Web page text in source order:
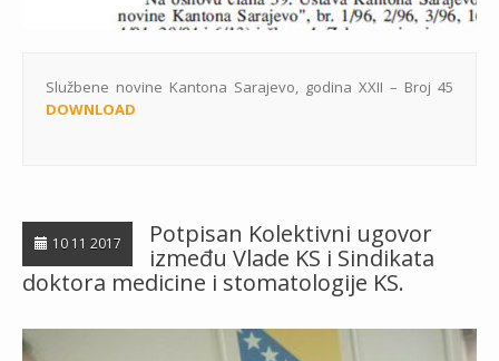
Službene novine Kantona Sarajevo, godina XXII – Broj 45
DOWNLOAD
10 11 2017
Potpisan Kolektivni ugovor
između Vlade KS i Sindikata
doktora medicine i stomatologije KS.